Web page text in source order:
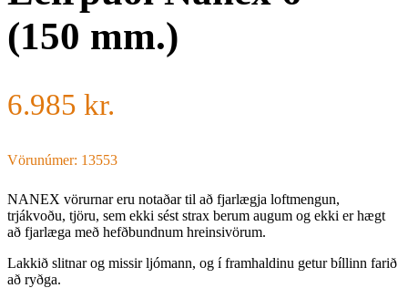
(150 mm.)
6.985 kr.
Vörunúmer: 13553
NANEX vörurnar eru notaðar til að fjarlægja loftmengun,
trjákvoðu, tjöru, sem ekki sést strax berum augum og ekki er hægt
að fjarlæga með hefðbundnum hreinsivörum.
Lakkið slitnar og missir ljómann, og í framhaldinu getur bíllinn farið
að ryðga.